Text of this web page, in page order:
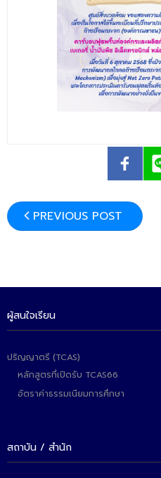
- ข่าวประชาสัมพันธ์
- ข่าวประชาสัมพันธ์ภายนอก
- ฐานข้อมูลงานวิจัย
- ผลงาน/รางวัล
- SDU Zero Waste
- งานวิจัย/นวัตกรรม
PREVIOUS POST
ผู้สนใจเรียน
ปริญญาตรี (TCAS)
หลักสูตรที่เปิดรับ TCAS66
อัตราค่าธรรมเนียมการศึกษา
สถาบัน / สำนัก